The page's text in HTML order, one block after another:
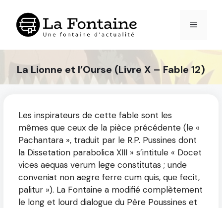
contenu
Menu
La Lionne et l’Ourse (Livre X – Fable 12)
Les inspirateurs de cette fable sont les
mêmes que ceux de la pièce précédente (le «
Pachantara », traduit par le R.P. Pussines dont
la Dissetation parabolica XIII » s’intitule « Docet
vices aequas verum lege constitutas ; unde
conveniat non aegre ferre cum quis, que fecit,
palitur »). La Fontaine a modifié complètement
le long et lourd dialogue du Père Poussines et